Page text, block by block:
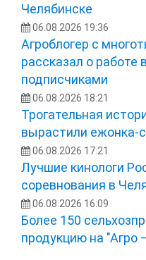
Челябинске
06.08.2026 19:36
Агроблогер с
рассказал о работе
подписчиками
06.08.2026 18:21
Трогательная
вырастили
06.08.2026 17:21
Лучшие кинологи
соревнования в
06.08.2026 16:09
Более 150
продукцию на "Агро